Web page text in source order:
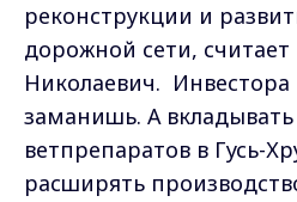
реконструкции и
дорожной сети,
Николаевич.
заманишь. А вкладывать
ветпрепаратов в Гусь-
расширять